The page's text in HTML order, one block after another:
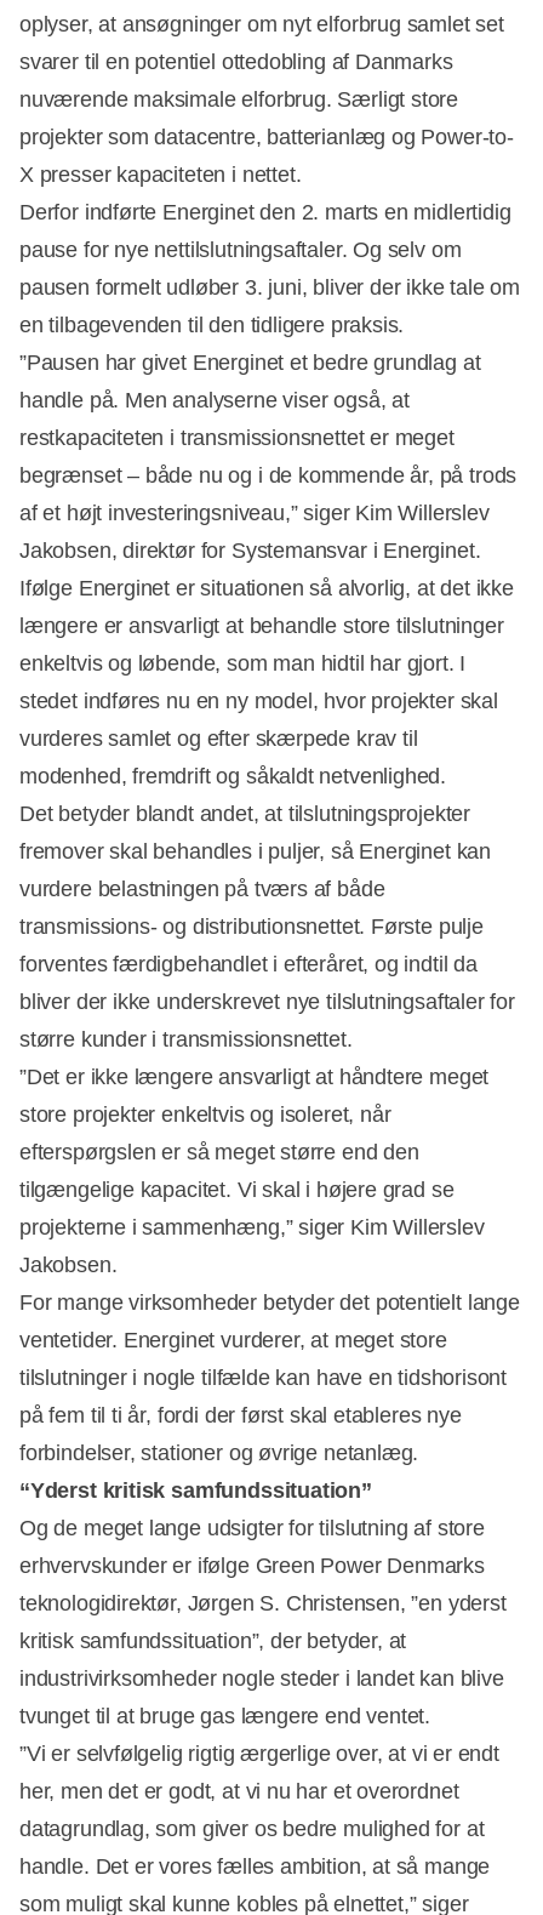
oplyser, at ansøgninger om nyt elforbrug samlet set
svarer til en potentiel ottedobling af Danmarks
nuværende maksimale elforbrug. Særligt store
projekter som datacentre, batterianlæg og Power-to-
X presser kapaciteten i nettet.
Derfor indførte Energinet den 2. marts en midlertidig
pause for nye nettilslutningsaftaler. Og selv om
pausen formelt udløber 3. juni, bliver der ikke tale om
en tilbagevenden til den tidligere praksis.
”Pausen har givet Energinet et bedre grundlag at
handle på. Men analyserne viser også, at
restkapaciteten i transmissionsnettet er meget
begrænset – både nu og i de kommende år, på trods
af et højt investeringsniveau,” siger Kim Willerslev
Jakobsen, direktør for Systemansvar i Energinet.
Ifølge Energinet er situationen så alvorlig, at det ikke
længere er ansvarligt at behandle store tilslutninger
enkeltvis og løbende, som man hidtil har gjort. I
stedet indføres nu en ny model, hvor projekter skal
vurderes samlet og efter skærpede krav til
modenhed, fremdrift og såkaldt netvenlighed.
Det betyder blandt andet, at tilslutningsprojekter
fremover skal behandles i puljer, så Energinet kan
vurdere belastningen på tværs af både
transmissions- og distributionsnettet. Første pulje
forventes færdigbehandlet i efteråret, og indtil da
bliver der ikke underskrevet nye tilslutningsaftaler for
større kunder i transmissionsnettet.
”Det er ikke længere ansvarligt at håndtere meget
store projekter enkeltvis og isoleret, når
efterspørgslen er så meget større end den
tilgængelige kapacitet. Vi skal i højere grad se
projekterne i sammenhæng,” siger Kim Willerslev
Jakobsen.
For mange virksomheder betyder det potentielt lange
ventetider. Energinet vurderer, at meget store
tilslutninger i nogle tilfælde kan have en tidshorisont
på fem til ti år, fordi der først skal etableres nye
forbindelser, stationer og øvrige netanlæg.
“Yderst kritisk samfundssituation”
Og de meget lange udsigter for tilslutning af store
erhvervskunder er ifølge Green Power Denmarks
teknologidirektør, Jørgen S. Christensen, ”en yderst
kritisk samfundssituation”, der betyder, at
industrivirksomheder nogle steder i landet kan blive
tvunget til at bruge gas længere end ventet.
”Vi er selvfølgelig rigtig ærgerlige over, at vi er endt
her, men det er godt, at vi nu har et overordnet
datagrundlag, som giver os bedre mulighed for at
handle. Det er vores fælles ambition, at så mange
som muligt skal kunne kobles på elnettet,” siger